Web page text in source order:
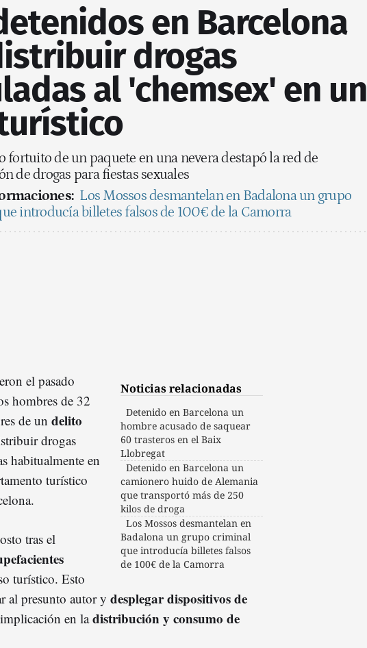
en Barcelona
drogas
al 'chemsex' en un
fortuito de un paquete en una nevera destapó la red de
de drogas para fiestas sexuales
Los Mossos desmantelan en Badalona un grupo
introducía billetes falsos de 100€ de la Camorra
Noticias relacionadas
Detenido en Barcelona un
hombre acusado de saquear
60 trasteros en el Baix
Llobregat
Detenido en Barcelona un
camionero huido de Alemania
que transportó más de 250
kilos de droga
Los Mossos desmantelan en
Badalona un grupo criminal
que introducía billetes falsos
de 100€ de la Camorra
el pasado
hombres de 32
de un delito
drogas
habitualmente en
turístico
tras el
turístico. Esto
al presunto autor y desplegar dispositivos de
en ladistribución y consumo de